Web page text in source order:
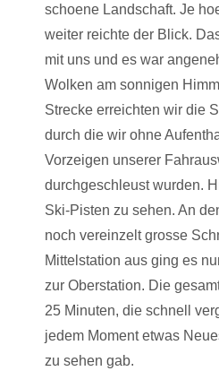
schoene Landschaft. Je
weiter reichte der Blick.
mit uns und es war
Wolken am sonnigen
Strecke erreichten wir die
durch die wir ohne
Vorzeigen unserer
durchgeschleust wurden.
Ski-Pisten zu sehen. An
noch vereinzelt grosse
Mittelstation aus ging es
zur Oberstation. Die
25 Minuten, die schnell
jedem Moment etwas
zu sehen gab.